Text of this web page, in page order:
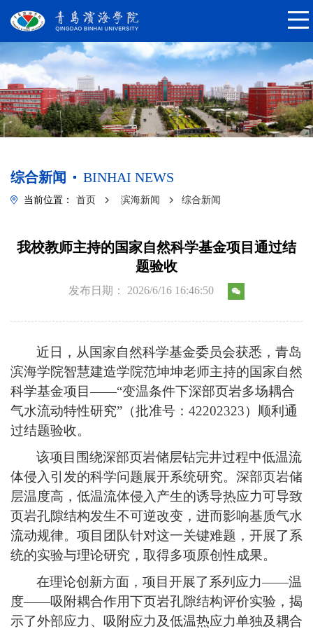
综合新闻 BINHAI NEWS
当前位置： 首页 滨海新闻 综合新闻
我校教师主持的国家自然科学基金项目通过结
题验收
发布日期： 2026/6/16 16:46:50
近日，从国家自然科学基金委员会获悉，青岛
滨海学院智慧建造学院范坤坤老师主持的国家自然
科学基金项目——“变温条件下深部页岩多场耦合
气水流动特性研究”（批准号：42202323）顺利通
过结题验收。
该项目围绕深部页岩储层钻完井过程中低温流
体侵入引发的科学问题展开系统研究。深部页岩储
层温度高，低温流体侵入产生的诱导热应力可导致
页岩孔隙结构发生不可逆改变，进而影响基质气水
流动规律。项目团队针对这一关键难题，开展了系
统的实验与理论研究，取得多项原创性成果。
在理论创新方面，项目开展了系列应力——温
度——吸附耦合作用下页岩孔隙结构评价实验，揭
示了外部应力、吸附应力及低温热应力单独及耦合